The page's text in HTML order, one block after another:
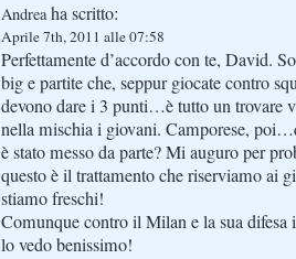
Andreaha scritto:
Aprile 7th, 2011 alle 07:58
Perfettamente d’accordo con te, David.
big e partite che, seppur giocate contro
devono dare i 3 punti…è tutto un trovare
nella mischia i giovani. Camporese,
è stato messo da parte? Mi auguro per
questo è il trattamento che riserviamo ai
stiamo freschi!
Comunque contro il Milan e la sua difesa
lo vedo benissimo!